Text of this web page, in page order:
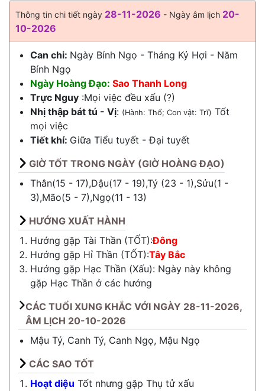
Thông tin chi tiết ngày 28-11-2026 - Ngày âm lịch 20-
10-2026
Can chi: Ngày Bính Ngọ - Tháng Kỷ Hợi - Năm
Bính Ngọ
Ngày Hoàng Đạo: Sao Thanh Long
Trực Nguy :Mọi việc đều xấu (?)
Nhị thập bát tú - Vị: (Hành: Thổ; Con vật: Trĩ) Tốt
mọi việc
Tiết khí: Giữa Tiểu tuyết -Đại tuyết
GIỜ TỐT TRONG NGÀY (GIỜ HOÀNG ĐẠO)
Thân(15 - 17),Dậu(17 - 19),Tý (23 - 1),Sửu(1 -
3),Mão(5 - 7),Ngọ(11 - 13)
HƯỚNG XUẤT HÀNH
Hướng gặp Tài Thần (TỐT):Đông
Hướng gặp Hỉ Thần (TỐT):Tây Bắc
Hướng gặp Hạc Thần (Xấu): Ngày này không
gặp Hạc Thần ở các hướng
CÁC TUỔI XUNG KHẮC VỚI NGÀY 28-11-2026,
ÂM LỊCH 20-10-2026
Mậu Tý, Canh Tý, Canh Ngọ, Mậu Ngọ
CÁC SAO TỐT
Hoạt diệu Tốt nhưng gặp Thụ tử xấu